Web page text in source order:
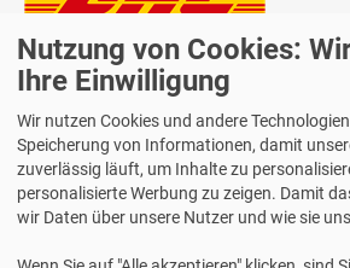
Lieferung auch an Packstationen
Samstagszustellung
Bequeme Zahlung
Nutzung von Cookies:
Ihre Einwilligung
Wir nutzen Cookies und andere
Speicherung von Informationen, damit
zuverlässig läuft, um Inhalte zu
personalisierte Werbung zu zeigen. Damit
wir Daten über unsere Nutzer und wie sie